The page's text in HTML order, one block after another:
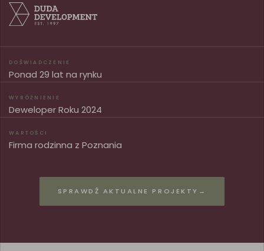
DOŚWIADCZENIE
Ponad 29 lat na rynku
WYRÓŻNIENIE
Deweloper Roku 2024
WARTOŚCI
Firma rodzinna z Poznania
SPRAWDŹ AKTUALNE PROJEKTY →